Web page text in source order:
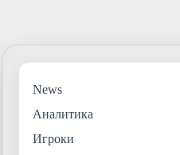
News
Аналитика
Игроки